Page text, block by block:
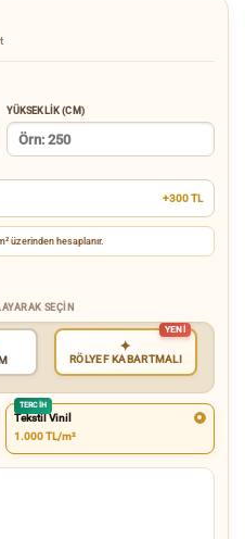
YÜKSEKLIK (CM)
+300 TL
üzerinden hesaplanır.
SEÇIN
✦
RÖLYEF KABARTMALI
TERCIH
Tekstil Vinil
1.000 TL/m²